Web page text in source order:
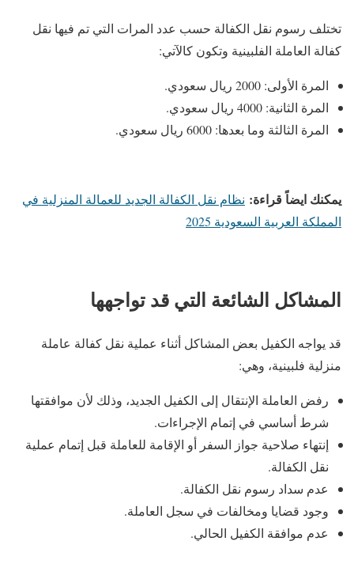
تختلف رسوم نقل الكفالة حسب عدد المرات التي تم فيها نقل
كفالة العاملة الفلبينية وتكون كالآتي:
المرة الأولى: 2000 ريال سعودي.
المرة الثانية: 4000 ريال سعودي.
المرة الثالثة وما بعدها: 6000 ريال سعودي.
يمكنك ايضاً قراءة: نظام نقل الكفالة الجديد للعمالة المنزلية في
المملكة العربية السعودية 2025
المشاكل الشائعة التي قد تواجهها
قد يواجه الكفيل بعض المشاكل أثناء عملية نقل كفالة عاملة
منزلية فلبينية، وهي:
رفض العاملة الإنتقال إلى الكفيل الجديد، وذلك لأن موافقتها
شرط أساسي في إتمام الإجراءات.
إنتهاء صلاحية جواز السفر أو الإقامة للعاملة قبل إتمام عملية
نقل الكفالة.
عدم سداد رسوم نقل الكفالة.
وجود قضايا ومخالفات في سجل العاملة.
عدم موافقة الكفيل الحالي.